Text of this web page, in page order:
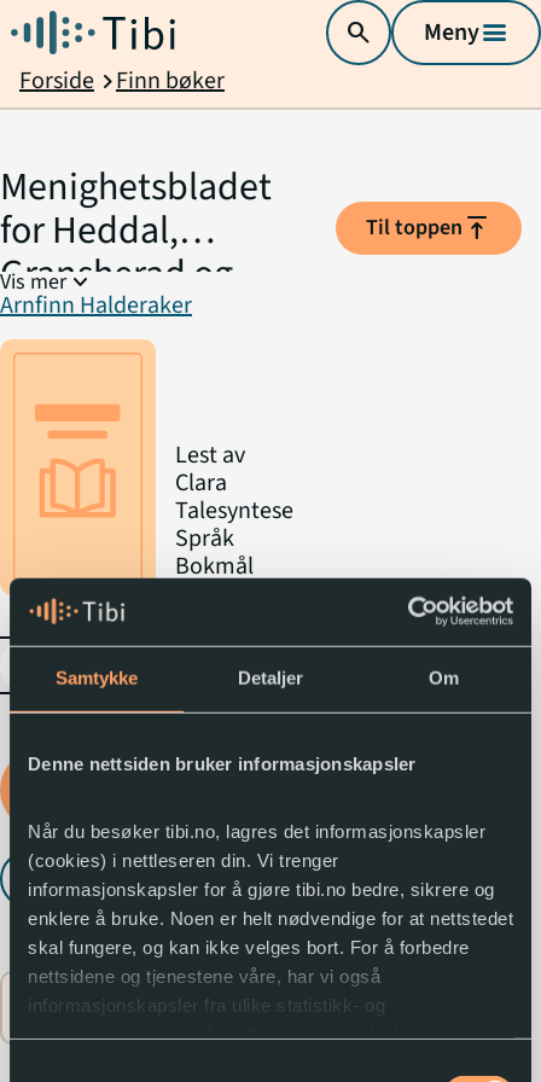
Samtykke Detaljer Om
Denne nettsiden bruker informasjonskapsler
Når du besøker tibi.no, lagres det informasjonskapsler
(cookies) i nettleseren din. Vi trenger
informasjonskapsler for å gjøre tibi.no bedre, sikrere og
enklere å bruke. Noen er helt nødvendige for at nettstedet
skal fungere, og kan ikke velges bort. For å forbedre
nettsidene og tjenestene våre, har vi også
informasjonskapsler fra ulike statistikk- og
search Menymenu
Forside chevron_rightFinn bøker
Menighetsbladet
for Heddal,
Gransherad og
Lisleherad
Vis merexpand_more
Arnfinn Halderaker
Lest av
Clara
Talesyntese
Språk
Bokmål
expand_more
Logg inn for å låne
Lytt til utdrag play_arrow
Flere opplysninger expand_circle_down
Til toppen vertical_align_top